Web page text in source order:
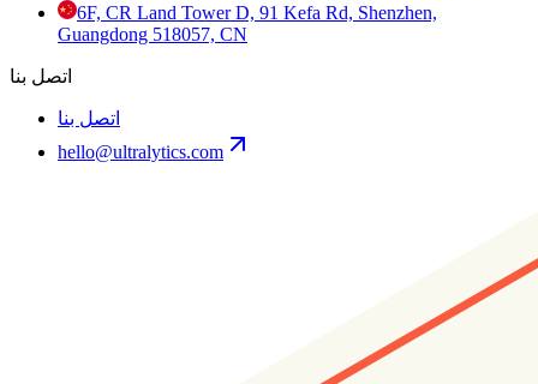
6F, CR Land Tower D, 91 Kefa Rd, Shenzhen,
Guangdong 518057, CN
اتصل بنا
اتصل بنا
hello@ultralytics.com